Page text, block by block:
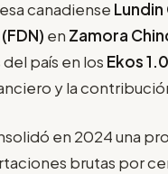
canadiense
en Zamora
país en los Ekos
y la
en 2024 una
brutas por